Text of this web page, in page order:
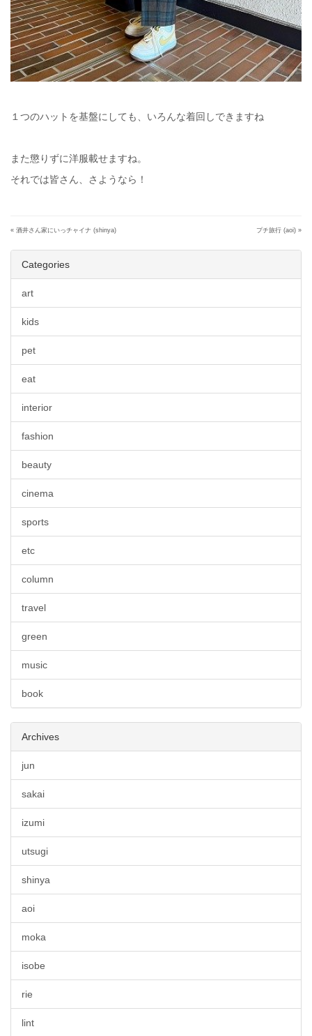
１つのハットを基盤にしても、いろんな着回しできますね
また懲りずに洋服載せますね。
それでは皆さん、さようなら！
« 酒井さん家にいっチャイナ (shinya) プチ旅行 (aoi) »
Categories
art
kids
pet
eat
interior
fashion
beauty
cinema
sports
etc
column
travel
green
music
book
Archives
jun
sakai
izumi
utsugi
shinya
aoi
moka
isobe
rie
lint